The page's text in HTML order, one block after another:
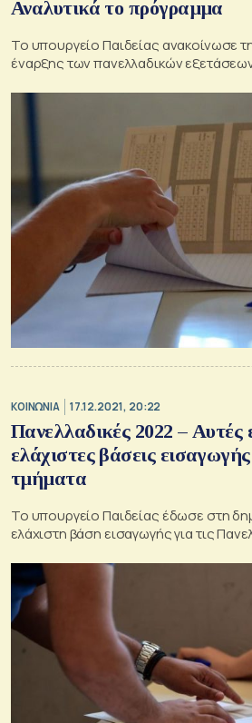
Αναλυτικά το πρόγραμμα
Το υπουργείο Παιδείας ανακοίνωσε
έναρξης των πανελλαδικών
ΚΟΙΝΩΝΙΑ 17.12.2021, 20:22
Πανελλαδικές 2022 – Αυτές
ελάχιστες βάσεις
τμήματα
Το υπουργείο Παιδείας έδωσε στη
ελάχιστη βάση εισαγωγής για τις